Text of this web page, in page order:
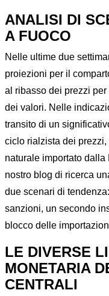
ANALISI DI
A FUOCO
Nelle ultime due
proiezioni per il
al ribasso dei prezzi
dei valori. Nelle
transito di un
ciclo rialzista dei
naturale importato
nostro blog di ricerca
due scenari di
sanzioni, un secondo
blocco delle
LE DIVERSE
MONETARIA
CENTRALI